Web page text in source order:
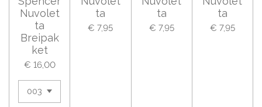
Nuvolet
ta
Breipak
ket
€ 16,00
ta
€ 7,95
ta
€ 7,95
ta
€ 7,95